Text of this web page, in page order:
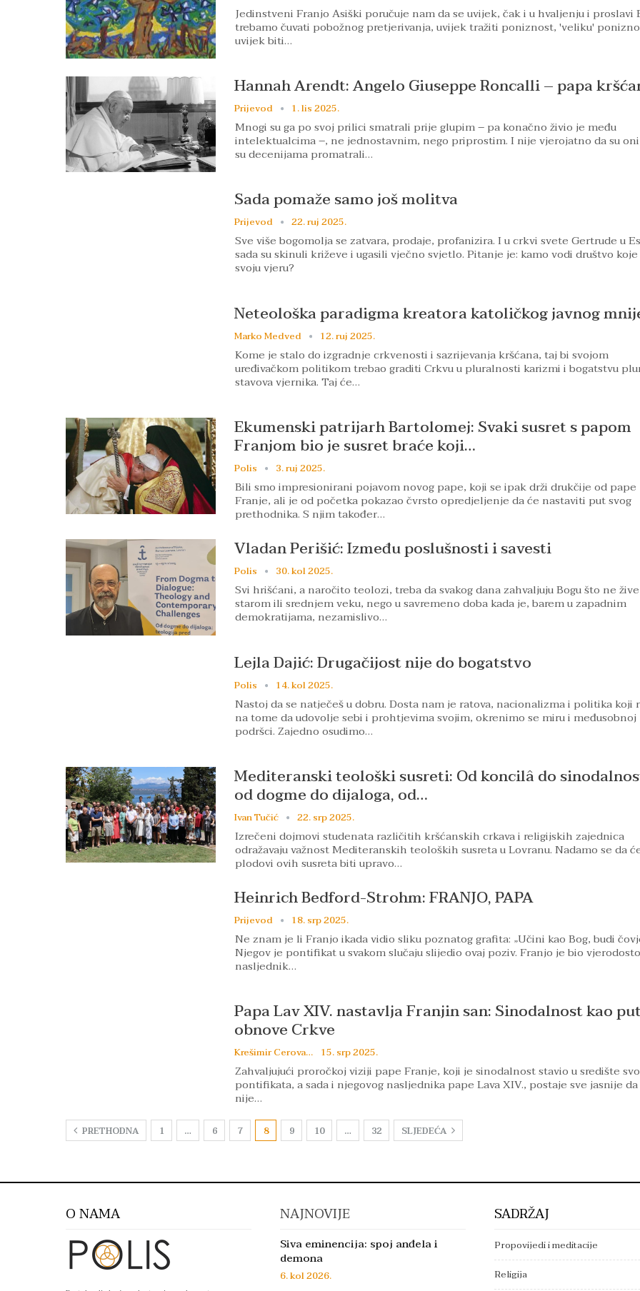
Jedinstveni Franjo Asiški poručuje nam da se uvijek, čak i u hvaljenju i proslavi
trebamo čuvati pobožnog pretjerivanja, uvijek tražiti poniznost, 'veliku'
uvijek biti…
Hannah Arendt: Angelo Giuseppe Roncalli – papa
Prijevod 1. lis 2025.
Mnogi su ga po svoj prilici smatrali prije glupim – pa konačno živio je među
intelektualcima –, ne jednostavnim, nego priprostim. I nije vjerojatno da su
su decenijama promatrali…
Sada pomaže samo još molitva
Prijevod 22. ruj 2025.
Sve više bogomolja se zatvara, prodaje, profanizira. I u crkvi svete Gertrude u
sada su skinuli križeve i ugasili vječno svjetlo. Pitanje je: kamo vodi društvo koje
svoju vjeru?
Neteološka paradigma kreatora katoličkog javnog
Marko Medved 12. ruj 2025.
Kome je stalo do izgradnje crkvenosti i sazrijevanja kršćana, taj bi svojom
uređivačkom politikom trebao graditi Crkvu u pluralnosti karizmi i bogatstvu
stavova vjernika. Taj će…
Ekumenski patrijarh Bartolomej: Svaki susret s papom
Franjom bio je susret braće koji…
Polis 3. ruj 2025.
Bili smo impresionirani pojavom novog pape, koji se ipak drži drukčije od pape
Franje, ali je od početka pokazao čvrsto opredjeljenje da će nastaviti put svog
prethodnika. S njim također…
Vladan Perišić: Između poslušnosti i savesti
Polis 30. kol 2025.
Svi hrišćani, a naročito teolozi, treba da svakog dana zahvaljuju Bogu što ne
starom ili srednjem veku, nego u savremeno doba kada je, barem u zapadnim
demokratijama, nezamislivo…
Lejla Dajić: Drugačijost nije do bogatstvo
Polis 14. kol 2025.
Nastoj da se natječeš u dobru. Dosta nam je ratova, nacionalizma i politika koji
na tome da udovolje sebi i prohtjevima svojim, okrenimo se miru i međusobnoj
podršci. Zajedno osudimo…
Mediteranski teološki susreti: Od koncilâ do
od dogme do dijaloga, od…
Ivan Tučić 22. srp 2025.
Izrečeni dojmovi studenata različitih kršćanskih crkava i religijskih zajednica
odražavaju važnost Mediteranskih teoloških susreta u Lovranu. Nadamo se da
plodovi ovih susreta biti upravo…
Heinrich Bedford-Strohm: FRANJO, PAPA
Prijevod 18. srp 2025.
Ne znam je li Franjo ikada vidio sliku poznatog grafita: „Učini kao Bog, budi
Njegov je pontifikat u svakom slučaju slijedio ovaj poziv. Franjo je bio
nasljednik…
Papa Lav XIV. nastavlja Franjin san: Sinodalnost kao
obnove Crkve
Krešimir Cerovac 15. srp 2025.
Zahvaljujući proročkoj viziji pape Franje, koji je sinodalnost stavio u središte
pontifikata, a sada i njegovog nasljednika pape Lava XIV., postaje sve jasnije
nije…
PRETHODNA 1 … 6 7 8 9 10 … 32 SLJEDEĆA
O NAMA NAJNOVIJE
Siva eminencija: spoj anđela i
demona
6. kol 2026.
SADRŽAJ
Propovijedi i meditacije
Religija